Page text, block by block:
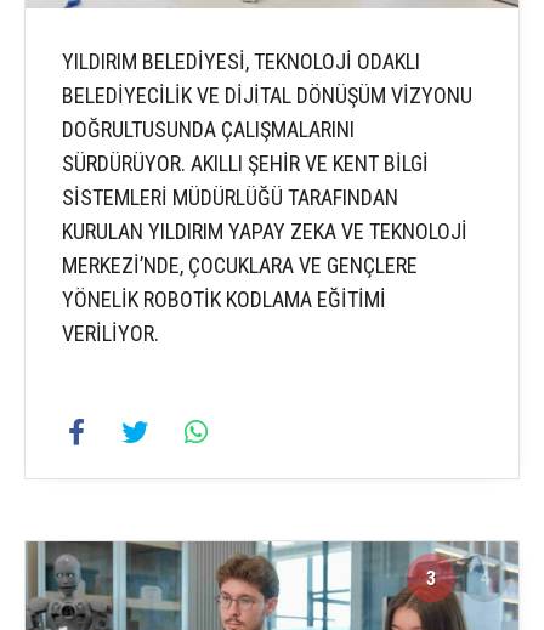
YILDIRIM BELEDİYESİ, TEKNOLOJİ ODAKLI
BELEDİYECİLİK VE DİJİTAL DÖNÜŞÜM VİZYONU
DOĞRULTUSUNDA ÇALIŞMALARINI
SÜRDÜRÜYOR. AKILLI ŞEHİR VE KENT BİLGİ
SİSTEMLERİ MÜDÜRLÜĞÜ TARAFINDAN
KURULAN YILDIRIM YAPAY ZEKA VE TEKNOLOJİ
MERKEZİ’NDE, ÇOCUKLARA VE GENÇLERE
YÖNELİK ROBOTİK KODLAMA EĞİTİMİ
VERİLİYOR.
3 4